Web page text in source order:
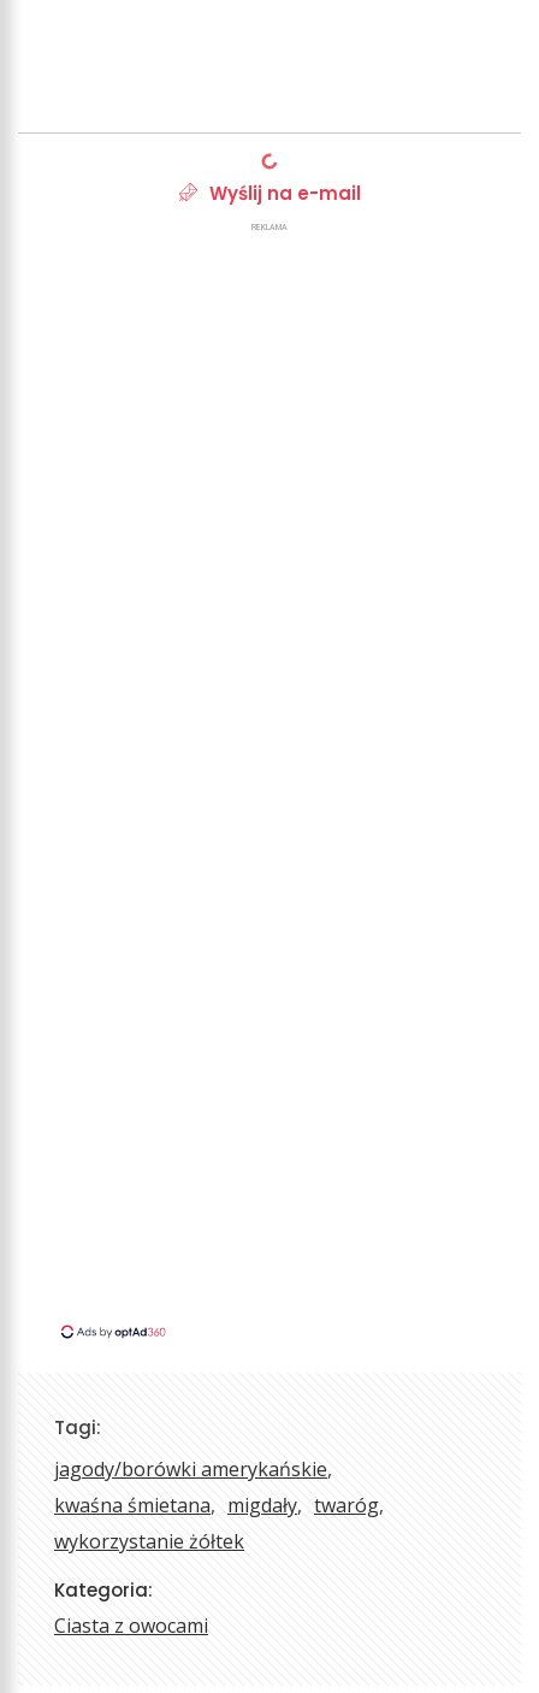
Wyślij na e-mail
REKLAMA
Tagi:
jagody/borówki amerykańskie
kwaśna śmietana
migdały
twaróg
wykorzystanie żółtek
Kategoria:
Ciasta z owocami